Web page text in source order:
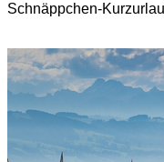
Schnäppchen-